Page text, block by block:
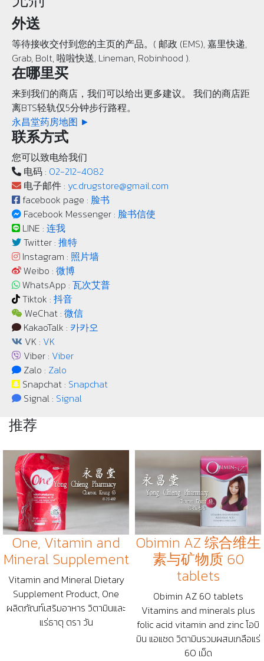
外送
等待接收交付到您的主页的产品。( 邮政 (EMS), 嘉里快递,
Grab, Bolt, 啦啦快送, Lineman, Robinhood ).
在哪里买
来到我们的商店，我们可以给出更多建议。 我们的商店距
离BTS轻轨仅5分钟步行路程。
永昌堂药房地图 ►
联系方式
您可以致电给我们
电码 : 02-212-4082
电子邮件 : yc.drugstore@gmail.com
facebook page : 脸书
Facebook Messenger : 脸书信使
LINE : 连我
Twitter : 推特
Instagram : 照片墙
Weibo : 微博
WhatsApp : 瓦次艾普
Tiktok : 抖音
WeChat : 微信
KakaoTalk : 카카오
VK : VK
Viber : Viber
Zalo : Zalo
Snapchat : Snapchat
Signal : Signal
推荐
One, Vitamin and
Mineral Supplement
Vitamin and Mineral Dietary
Supplement Product, One
ผลิตภัณฑ์เสริมอาหาร วิตามินและ
แร่ธาตุ ตรา วัน
Obimin AZ 综合维生
素与矿物质 60
tablets
Obimin AZ 60 tablets
Vitamins and minerals plus
folic acid vitamin and zinc โอบิ
มิน แอแซด วิตามินรวมผสมเกลือแร่
60 เม็ด